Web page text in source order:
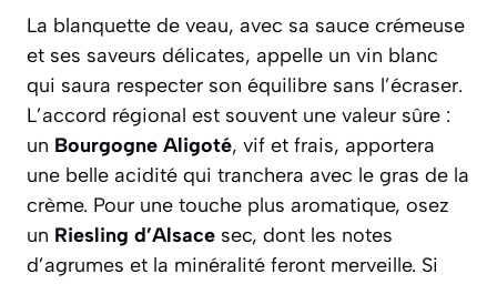
La blanquette de veau, avec sa sauce crémeuse
et ses saveurs délicates, appelle un vin blanc
qui saura respecter son équilibre sans l’écraser.
L’accord régional est souvent une valeur sûre :
un Bourgogne Aligoté, vif et frais, apportera
une belle acidité qui tranchera avec le gras de la
crème. Pour une touche plus aromatique, osez
un Riesling d’Alsace sec, dont les notes
d’agrumes et la minéralité feront merveille. Si